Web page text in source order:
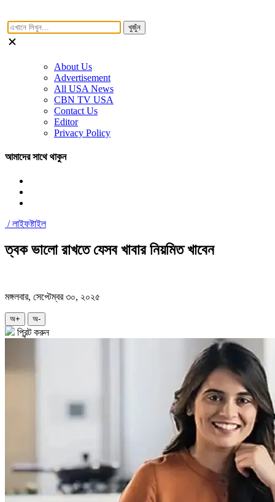
খুজুঁন
About Us
Advertisement
All USA News
CBN TV USA
Contact Us
Editor
Privacy Policy
আমাদের সাথে থাকুন
/লাইফষ্টাইল
ত্বক ভালো রাখতে যেসব খাবার নিয়মিত খাবেন
মঙ্গলবার, সেপ্টেম্বর ৩০, ২০২৫
অ+ অ-
প্রিন্ট করুন